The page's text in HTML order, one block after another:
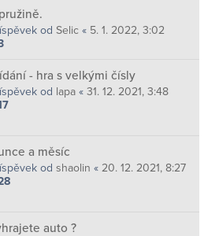
od Selic « 5. 1. 2022, 3:02
- hra s velkými čísly
od lapa « 31. 12. 2021, 3:48
a měsíc
od shaolin « 20. 12. 2021, 8:27
auto ?